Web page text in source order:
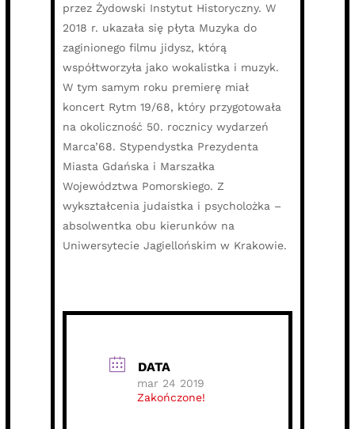
przez Żydowski Instytut Historyczny. W
2018 r. ukazała się płyta Muzyka do
zaginionego filmu jidysz, którą
współtworzyła jako wokalistka i muzyk.
W tym samym roku premierę miał
koncert Rytm 19/68, który przygotowała
na okoliczność 50. rocznicy wydarzeń
Marca’68. Stypendystka Prezydenta
Miasta Gdańska i Marszałka
Województwa Pomorskiego. Z
wykształcenia judaistka i psycholożka –
absolwentka obu kierunków na
Uniwersytecie Jagiellońskim w Krakowie.
DATA
mar 24 2019
Zakończone!